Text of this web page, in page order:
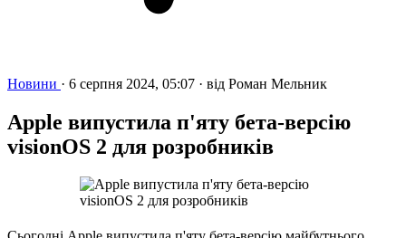
Новини · 6 серпня 2024, 05:07 · від Роман Мельник
Apple випустила п'яту бета-версію
visionOS 2 для розробників